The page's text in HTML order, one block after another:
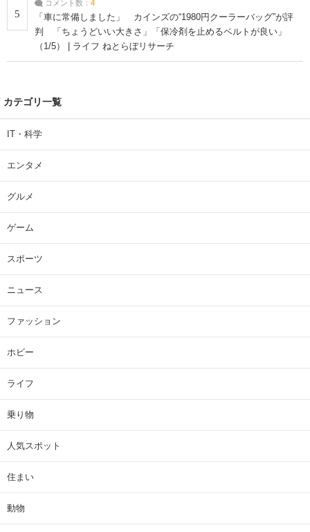
5
コメント数： 4
「車に常備しました」 カインズの“1980円クーラーバッグ”が評
判 「ちょうどいい大きさ」「保冷剤を止めるベルトが良い」
（1/5） | ライフ ねとらぼリサーチ
カテゴリ一覧
IT・科学
エンタメ
グルメ
ゲーム
スポーツ
ニュース
ファッション
ホビー
ライフ
乗り物
人気スポット
住まい
動物